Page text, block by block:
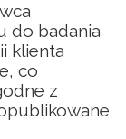
do badania
klienta
co
z